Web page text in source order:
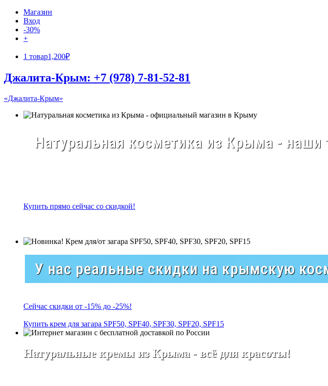
Магазин
Вход
-30%
+
1 товар1,200₽
Джалита-Крым: +7 (978) 7-81-52-81
«Джалита-Крым»
Натуральная косметика из Крыма - наши
Купить прямо сейчас со скидкой!
У нас реальные скидки на крымскую
Сейчас скидки от -15% до -25%!
Купить крем для загара SPF50, SPF40, SPF30, SPF20, SPF15
Натуральные кремы из Крыма - всё для красоты!